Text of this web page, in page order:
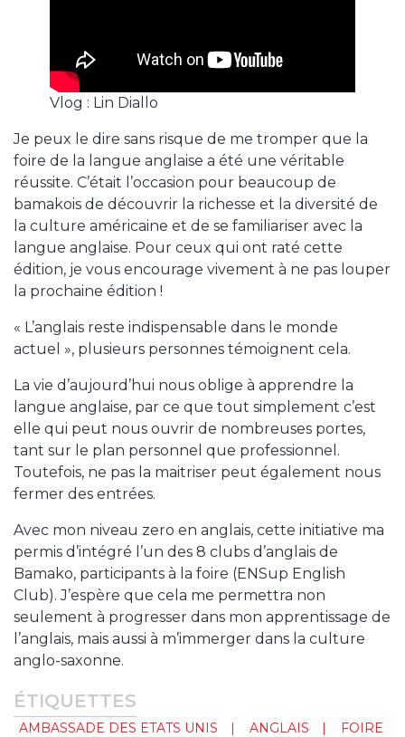
Vlog : Lin Diallo
Je peux le dire sans risque de me tromper que la
foire de la langue anglaise a été une véritable
réussite. C’était l’occasion pour beaucoup de
bamakois de découvrir la richesse et la diversité de
la culture américaine et de se familiariser avec la
langue anglaise. Pour ceux qui ont raté cette
édition, je vous encourage vivement à ne pas louper
la prochaine édition !
« L’anglais reste indispensable dans le monde
actuel », plusieurs personnes témoignent cela.
La vie d’aujourd’hui nous oblige à apprendre la
langue anglaise, par ce que tout simplement c’est
elle qui peut nous ouvrir de nombreuses portes,
tant sur le plan personnel que professionnel.
Toutefois, ne pas la maitriser peut également nous
fermer des entrées.
Avec mon niveau zero en anglais, cette initiative ma
permis d’intégré l’un des 8 clubs d’anglais de
Bamako, participants à la foire (ENSup English
Club). J’espère que cela me permettra non
seulement à progresser dans mon apprentissage de
l’anglais, mais aussi à m’immerger dans la culture
anglo-saxonne.
ÉTIQUETTES
AMBASSADE DES ETATS UNIS ANGLAIS
FOIRE